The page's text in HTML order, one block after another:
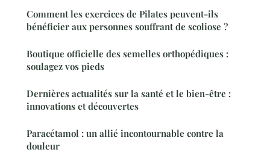
Comment les exercices de Pilates peuvent-ils
bénéficier aux personnes souffrant de scoliose ?
Boutique officielle des semelles orthopédiques :
soulagez vos pieds
Dernières actualités sur la santé et le bien-être :
innovations et découvertes
Paracétamol : un allié incontournable contre la
douleur